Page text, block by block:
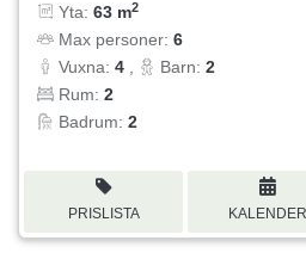
Yta: 63 m2
Max personer: 6
Vuxna: 4 Barn: 2
Rum: 2
Badrum: 2
PRISLISTA KALENDER